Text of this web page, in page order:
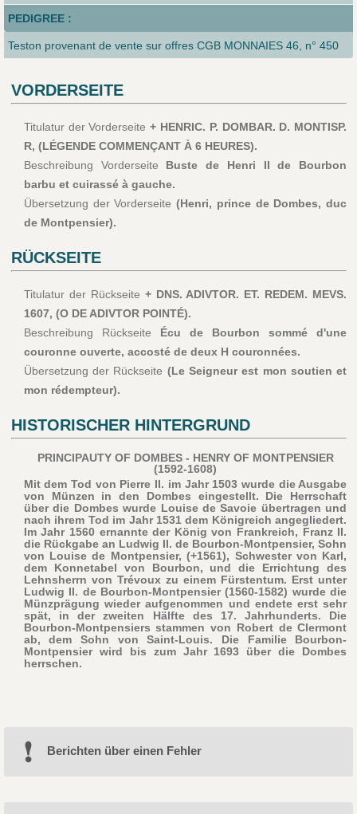
PEDIGREE :
Teston provenant de vente sur offres CGB MONNAIES 46, n° 450
VORDERSEITE
Titulatur der Vorderseite+ HENRIC. P. DOMBAR. D. MONTISP.
R, (LÉGENDE COMMENÇANT À 6 HEURES).
Beschreibung Vorderseite Buste de Henri II de Bourbon
barbu et cuirassé à gauche.
Übersetzung der Vorderseite(Henri, prince de Dombes, duc
de Montpensier).
RÜCKSEITE
Titulatur der Rückseite + DNS. ADIVTOR. ET. REDEM. MEVS.
1607, (O DE ADIVTOR POINTÉ).
Beschreibung Rückseite Écu de Bourbon sommé d'une
couronne ouverte, accosté de deux H couronnées.
Übersetzung der Rückseite (Le Seigneur est mon soutien et
mon rédempteur).
HISTORISCHER HINTERGRUND
PRINCIPAUTY OF DOMBES - HENRY OF MONTPENSIER
(1592-1608)
Mit dem Tod von Pierre II. im Jahr 1503 wurde die Ausgabe
von Münzen in den Dombes eingestellt. Die Herrschaft
über die Dombes wurde Louise de Savoie übertragen und
nach ihrem Tod im Jahr 1531 dem Königreich angegliedert.
Im Jahr 1560 ernannte der König von Frankreich, Franz II.
die Rückgabe an Ludwig II. de Bourbon-Montpensier, Sohn
von Louise de Montpensier, (+1561), Schwester von Karl,
dem Konnetabel von Bourbon, und die Errichtung des
Lehnsherrn von Trévoux zu einem Fürstentum. Erst unter
Ludwig II. de Bourbon-Montpensier (1560-1582) wurde die
Münzprägung wieder aufgenommen und endete erst sehr
spät, in der zweiten Hälfte des 17. Jahrhunderts. Die
Bourbon-Montpensiers stammen von Robert de Clermont
ab, dem Sohn von Saint-Louis. Die Familie Bourbon-
Montpensier wird bis zum Jahr 1693 über die Dombes
herrschen.
Berichten über einen Fehler